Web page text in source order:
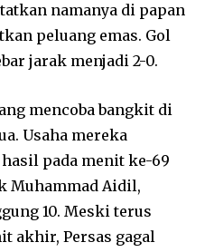
namanya di papan
peluang emas. Gol
jarak menjadi 2-0.
mencoba bangkit di
Usaha mereka
pada menit ke-69
Muhammad Aidil,
10. Meski terus
akhir, Persas gagal